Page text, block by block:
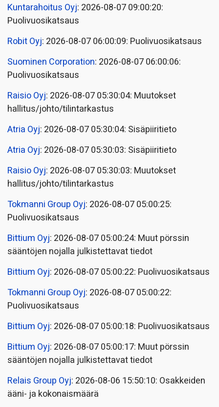
Kuntarahoitus Oyj: 2026-08-07 09:00:20:
Puolivuosikatsaus
Robit Oyj: 2026-08-07 06:00:09: Puolivuosikatsaus
Suominen Corporation: 2026-08-07 06:00:06:
Puolivuosikatsaus
Raisio Oyj: 2026-08-07 05:30:04: Muutokset
hallitus/johto/tilintarkastus
Atria Oyj: 2026-08-07 05:30:04: Sisäpiiritieto
Atria Oyj: 2026-08-07 05:30:03: Sisäpiiritieto
Raisio Oyj: 2026-08-07 05:30:03: Muutokset
hallitus/johto/tilintarkastus
Tokmanni Group Oyj: 2026-08-07 05:00:25:
Puolivuosikatsaus
Bittium Oyj: 2026-08-07 05:00:24: Muut pörssin
sääntöjen nojalla julkistettavat tiedot
Bittium Oyj: 2026-08-07 05:00:22: Puolivuosikatsaus
Tokmanni Group Oyj: 2026-08-07 05:00:22:
Puolivuosikatsaus
Bittium Oyj: 2026-08-07 05:00:18: Puolivuosikatsaus
Bittium Oyj: 2026-08-07 05:00:17: Muut pörssin
sääntöjen nojalla julkistettavat tiedot
Relais Group Oyj: 2026-08-06 15:50:10: Osakkeiden
ääni- ja kokonaismäärä